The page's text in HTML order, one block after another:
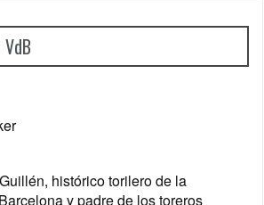
histórico torilero de la
y padre de los toreros